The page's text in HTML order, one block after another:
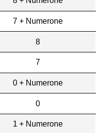
7 + Numerone
8
7
0 + Numerone
0
1 + Numerone